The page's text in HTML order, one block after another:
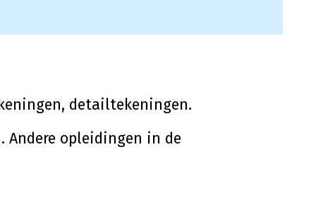
detailtekeningen.
Andere opleidingen in de